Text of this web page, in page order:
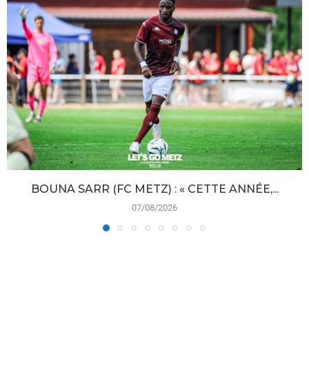
BOUNA SARR (FC METZ) : « CETTE ANNÉE,...
07/08/2026